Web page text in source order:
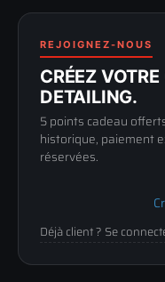
Politique de retour
Conditions générales
Mentions légales
Confidentialité
89100 SENS
03 73 61 02 02
Lun-Ven
9h-12h / 14h-17h
REJOIGNEZ-NOUS
CRÉEZ
DETAILING.
5 points cadeau
historique, paiement
réservées.
Déjà client ? Se